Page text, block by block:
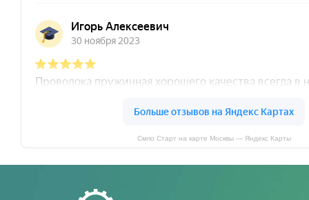
Смпо Старт на карте Москвы — Яндекс Карты